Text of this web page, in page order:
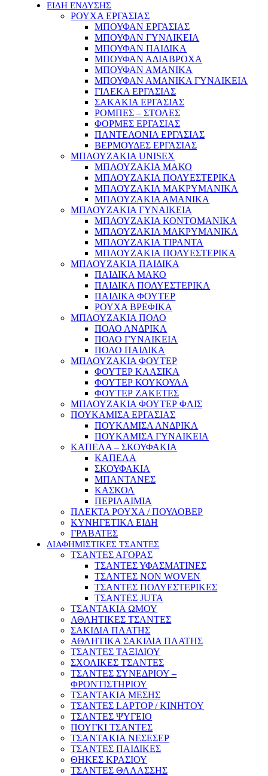
ΕΙΔΗ ΕΝΔΥΣΗΣ
ΡΟΥΧΑ ΕΡΓΑΣΙΑΣ
ΜΠΟΥΦΑΝ ΕΡΓΑΣΙΑΣ
ΜΠΟΥΦΑΝ ΓΥΝΑΙΚΕΙΑ
ΜΠΟΥΦΑΝ ΠΑΙΔΙΚΑ
ΜΠΟΥΦΑΝ ΑΔΙΑΒΡΟΧΑ
ΜΠΟΥΦΑΝ ΑΜΑΝΙΚΑ
ΜΠΟΥΦΑΝ ΑΜΑΝΙΚΑ ΓΥΝΑΙΚΕΙΑ
ΓΙΛΕΚΑ ΕΡΓΑΣΙΑΣ
ΣΑΚΑΚΙΑ ΕΡΓΑΣΙΑΣ
ΡΟΜΠΕΣ – ΣΤΟΛΕΣ
ΦΟΡΜΕΣ ΕΡΓΑΣΙΑΣ
ΠΑΝΤΕΛΟΝΙΑ ΕΡΓΑΣΙΑΣ
ΒΕΡΜΟΥΔΕΣ ΕΡΓΑΣΙΑΣ
ΜΠΛΟΥΖΑΚΙΑ UNISEX
ΜΠΛΟΥΖΑΚΙΑ ΜΑΚΟ
ΜΠΛΟΥΖΑΚΙΑ ΠΟΛΥΕΣΤΕΡΙΚΑ
ΜΠΛΟΥΖΑΚΙΑ ΜΑΚΡΥΜΑΝΙΚΑ
ΜΠΛΟΥΖΑΚΙΑ ΑΜΑΝΙΚΑ
ΜΠΛΟΥΖΑΚΙΑ ΓΥΝΑΙΚΕΙΑ
ΜΠΛΟΥΖΑΚΙΑ ΚΟΝΤΟΜΑΝΙΚΑ
ΜΠΛΟΥΖΑΚΙΑ ΜΑΚΡΥΜΑΝΙΚΑ
ΜΠΛΟΥΖΑΚΙΑ ΤΙΡΑΝΤΑ
ΜΠΛΟΥΖΑΚΙΑ ΠΟΛΥΕΣΤΕΡΙΚΑ
ΜΠΛΟΥΖΑΚΙΑ ΠΑΙΔΙΚΑ
ΠΑΙΔΙΚΑ ΜΑΚΟ
ΠΑΙΔΙΚΑ ΠΟΛΥΕΣΤΕΡΙΚΑ
ΠΑΙΔΙΚΑ ΦΟΥΤΕΡ
ΡΟΥΧΑ ΒΡΕΦΙΚΑ
ΜΠΛΟΥΖΑΚΙΑ ΠΟΛΟ
ΠΟΛΟ ΑΝΔΡΙΚΑ
ΠΟΛΟ ΓΥΝΑΙΚΕΙΑ
ΠΟΛΟ ΠΑΙΔΙΚΑ
ΜΠΛΟΥΖΑΚΙΑ ΦΟΥΤΕΡ
ΦΟΥΤΕΡ ΚΛΑΣΙΚΑ
ΦΟΥΤΕΡ ΚΟΥΚΟΥΛΑ
ΦΟΥΤΕΡ ΖΑΚΕΤΕΣ
ΜΠΛΟΥΖΑΚΙΑ ΦΟΥΤΕΡ ΦΛΙΣ
ΠΟΥΚΑΜΙΣΑ ΕΡΓΑΣΙΑΣ
ΠΟΥΚΑΜΙΣΑ ΑΝΔΡΙΚΑ
ΠΟΥΚΑΜΙΣΑ ΓΥΝΑΙΚΕΙΑ
ΚΑΠΕΛΑ – ΣΚΟΥΦΑΚΙΑ
ΚΑΠΕΛΑ
ΣΚΟΥΦΑΚΙΑ
ΜΠΑΝΤΑΝΕΣ
ΚΑΣΚΟΛ
ΠΕΡΙΛΑΙΜΙΑ
ΠΛΕΚΤΑ ΡΟΥΧΑ / ΠΟΥΛΟΒΕΡ
ΚΥΝΗΓΕΤΙΚΑ ΕΙΔΗ
ΓΡΑΒΑΤΕΣ
ΔΙΑΦΗΜΙΣΤΙΚΕΣ ΤΣΑΝΤΕΣ
ΤΣΑΝΤΕΣ ΑΓΟΡΑΣ
ΤΣΑΝΤΕΣ ΥΦΑΣΜΑΤΙΝΕΣ
ΤΣΑΝΤΕΣ NON WOVEN
ΤΣΑΝΤΕΣ ΠΟΛΥΕΣΤΕΡΙΚΕΣ
ΤΣΑΝΤΕΣ JUTA
ΤΣΑΝΤΑΚΙΑ ΩΜΟΥ
ΑΘΛΗΤΙΚΕΣ ΤΣΑΝΤΕΣ
ΣΑΚΙΔΙΑ ΠΛΑΤΗΣ
ΑΘΛΗΤΙΚΑ ΣΑΚΙΔΙΑ ΠΛΑΤΗΣ
ΤΣΑΝΤΕΣ ΤΑΞΙΔΙΟΥ
ΣΧΟΛΙΚΕΣ ΤΣΑΝΤΕΣ
ΤΣΑΝΤΕΣ ΣΥΝΕΔΡΙΟΥ –
ΦΡΟΝΤΙΣΤΗΡΙΟΥ
ΤΣΑΝΤΑΚΙΑ ΜΕΣΗΣ
ΤΣΑΝΤΕΣ LAPTOP / ΚΙΝΗΤΟΥ
ΤΣΑΝΤΕΣ ΨΥΓΕΙΟ
ΠΟΥΓΚΙ ΤΣΑΝΤΕΣ
ΤΣΑΝΤΑΚΙΑ ΝΕΣΕΣΕΡ
ΤΣΑΝΤΕΣ ΠΑΙΔΙΚΕΣ
ΘΗΚΕΣ ΚΡΑΣΙΟΥ
ΤΣΑΝΤΕΣ ΘΑΛΑΣΣΗΣ